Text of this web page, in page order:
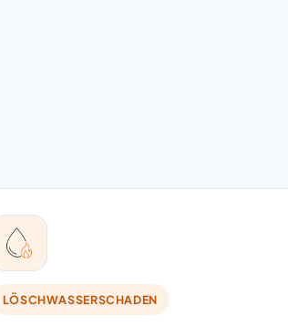
LÖSCHWASSERSCHADEN